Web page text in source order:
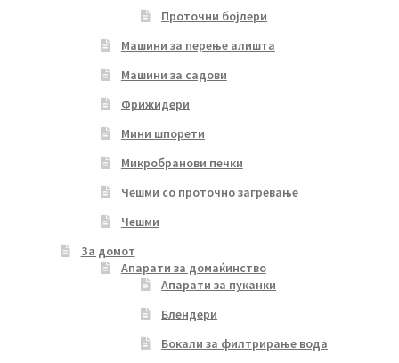
Проточни бојлери
Машини за перење алишта
Машини за садови
Фрижидери
Мини шпорети
Микробранови печки
Чешми со проточно загревање
Чешми
За домот
Апарати за домаќинство
Апарати за пуканки
Блендери
Бокали за филтрирање вода